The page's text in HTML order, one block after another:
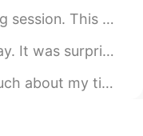
さんあること
気づか
range all to myself. I shot for...
find the speaking exam a littl...
it was mostly just resting...